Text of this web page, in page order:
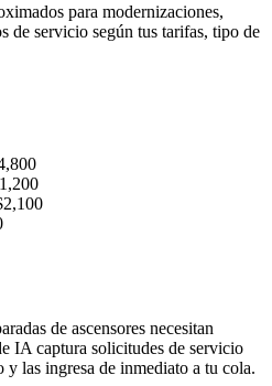
para modernizaciones,
de servicio según tus tarifas, tipo de
de ascensores necesitan
IA captura solicitudes de servicio
y las ingresa de inmediato a tu cola.